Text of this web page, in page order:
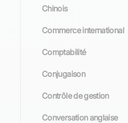
Chinois
Commerce international
Comptabilité
Conjugaison
Contrôle de gestion
Conversation anglaise